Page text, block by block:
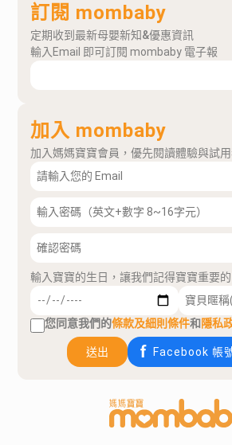
訂閱 mombaby
定期收到最新母嬰新知&優惠資訊
輸入Email 即可訂閱 mombaby 電子報
加入 mombaby
加入媽媽寶寶會員，優先閱讀體驗與試
輸入寶寶的生日，讓我們記得寶寶重要的
您同意我們的條款及細則條件和隱私
送出 Facebook 帳